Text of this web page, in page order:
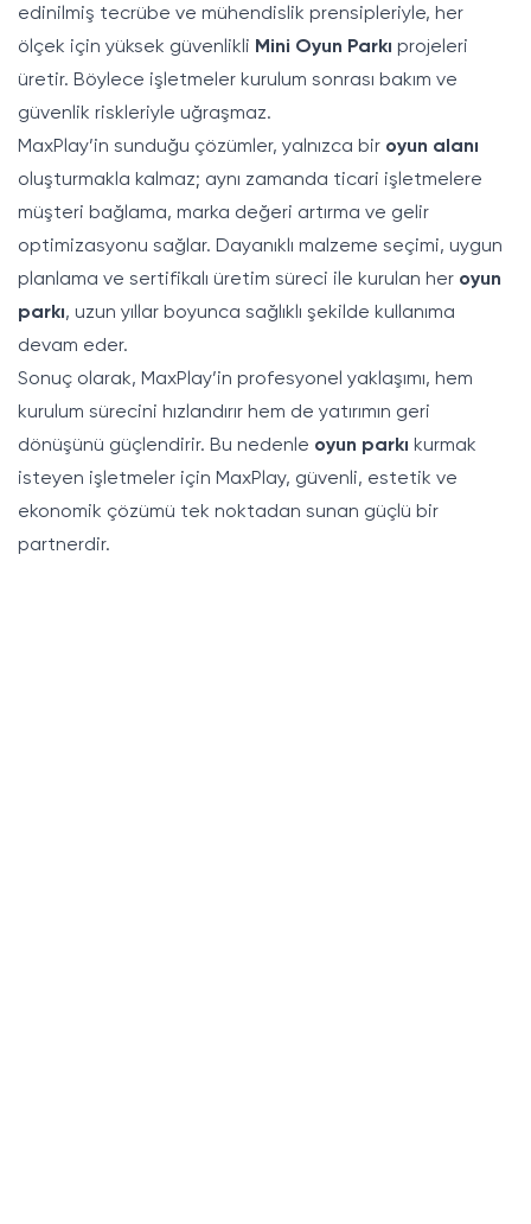
edinilmiş tecrübe ve mühendislik prensipleriyle, her
ölçek için yüksek güvenlikli Mini Oyun Parkı projeleri
üretir. Böylece işletmeler kurulum sonrası bakım ve
güvenlik riskleriyle uğraşmaz.
MaxPlay’in sunduğu çözümler, yalnızca bir oyun alanı
oluşturmakla kalmaz; aynı zamanda ticari işletmelere
müşteri bağlama, marka değeri artırma ve gelir
optimizasyonu sağlar. Dayanıklı malzeme seçimi, uygun
planlama ve sertifikalı üretim süreci ile kurulan her oyun
parkı, uzun yıllar boyunca sağlıklı şekilde kullanıma
devam eder.
Sonuç olarak, MaxPlay’in profesyonel yaklaşımı, hem
kurulum sürecini hızlandırır hem de yatırımın geri
dönüşünü güçlendirir. Bu nedenle oyun parkı kurmak
isteyen işletmeler için MaxPlay, güvenli, estetik ve
ekonomik çözümü tek noktadan sunan güçlü bir
partnerdir.